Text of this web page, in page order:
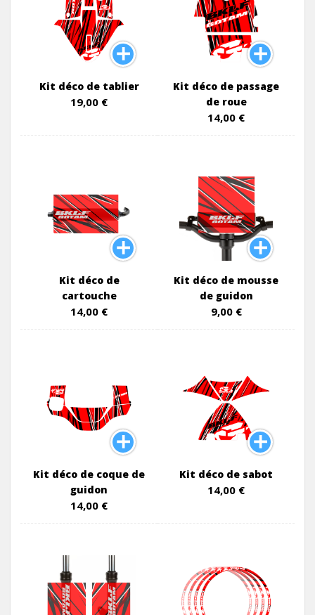
Kit déco de tablier
19,00 €
Kit déco de passage
de roue
14,00 €
Kit déco de
cartouche
14,00 €
Kit déco de mousse
de guidon
9,00 €
Kit déco de coque de
guidon
14,00 €
Kit déco de sabot
14,00 €